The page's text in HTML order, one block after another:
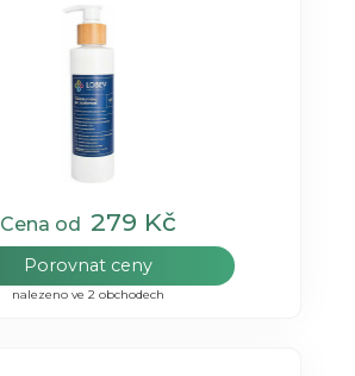
Cena od 279 Kč
Porovnat ceny
nalezeno ve 2 obchodech